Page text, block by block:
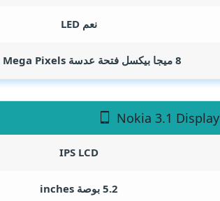
نعم LED
8 ميجا بيكسل فتحة عدسة f/2.0 Mega Pixels
Nokia 3.1 Display
IPS LCD
5.2 بوصة inches